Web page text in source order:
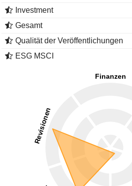
Investment
Gesamt
Qualität der Veröffentlichungen
ESG MSCI